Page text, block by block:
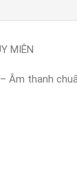
MIÊN
Âm thanh